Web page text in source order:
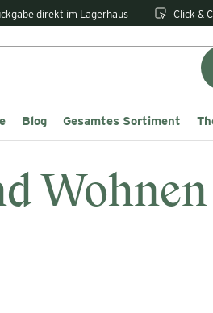
direkt im Lagerhaus Click &
Blog Gesamtes Sortiment
Wohnen